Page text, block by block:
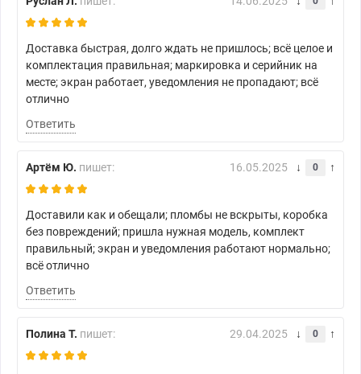
Доставка быстрая, долго ждать не пришлось; всё целое и
комплектация правильная; маркировка и серийник на
месте; экран работает, уведомления не пропадают; всё
отлично
Ответить
Артём Ю. пишет: 16.05.2025 0
Доставили как и обещали; пломбы не вскрыты, коробка
без повреждений; пришла нужная модель, комплект
правильный; экран и уведомления работают нормально;
всё отлично
Ответить
Полина Т. пишет: 29.04.2025 0